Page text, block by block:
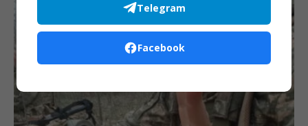
Telegram
Facebook